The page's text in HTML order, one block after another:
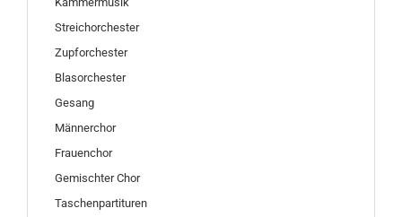
Streichorchester
Zupforchester
Blasorchester
Gesang
Männerchor
Frauenchor
Gemischter Chor
Taschenpartituren